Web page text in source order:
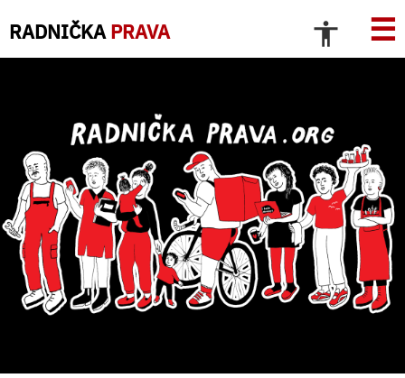
RADNIČKA PRAVA ☰